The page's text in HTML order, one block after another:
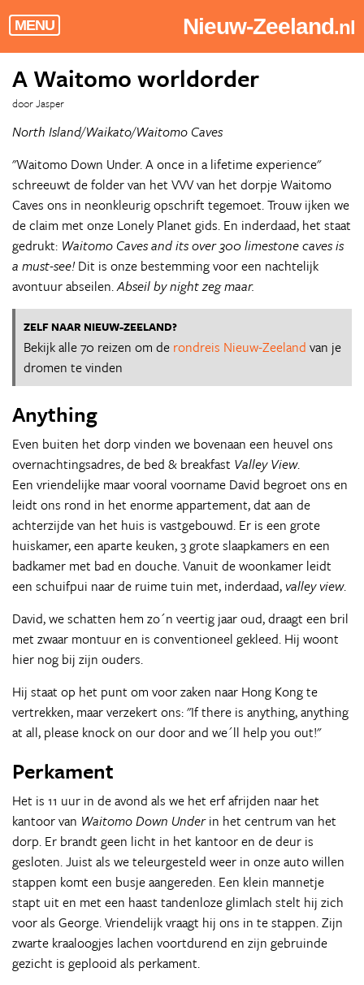
MENU Nieuw-Zeeland.nl
A Waitomo worldorder
door Jasper
North Island/Waikato/Waitomo Caves
"Waitomo Down Under. A once in a lifetime experience"
schreeuwt de folder van het VVV van het dorpje Waitomo
Caves ons in neonkleurig opschrift tegemoet. Trouw ijken we
de claim met onze Lonely Planet gids. En inderdaad, het staat
gedrukt: Waitomo Caves and its over 300 limestone caves is
a must-see!Dit is onze bestemming voor een nachtelijk
avontuur abseilen.Abseil by night zeg maar.
ZELF NAAR NIEUW-ZEELAND?
Bekijk alle 70 reizen om de rondreis Nieuw-Zeeland van je
dromen te vinden
Anything
Even buiten het dorp vinden we bovenaan een heuvel ons
overnachtingsadres, de bed & breakfast Valley View.
Een vriendelijke maar vooral voorname David begroet ons en
leidt ons rond in het enorme appartement, dat aan de
achterzijde van het huis is vastgebouwd. Er is een grote
huiskamer, een aparte keuken, 3 grote slaapkamers en een
badkamer met bad en douche. Vanuit de woonkamer leidt
een schuifpui naar de ruime tuin met, inderdaad,valley view.
David, we schatten hem zo´n veertig jaar oud, draagt een bril
met zwaar montuur en is conventioneel gekleed. Hij woont
hier nog bij zijn ouders.
Hij staat op het punt om voor zaken naar Hong Kong te
vertrekken, maar verzekert ons: "If there is anything, anything
at all, please knock on our door and we´ll help you out!"
Perkament
Het is 11 uur in de avond als we het erf afrijden naar het
kantoor van Waitomo Down Underin het centrum van het
dorp. Er brandt geen licht in het kantoor en de deur is
gesloten. Juist als we teleurgesteld weer in onze auto willen
stappen komt een busje aangereden. Een klein mannetje
stapt uit en met een haast tandenloze glimlach stelt hij zich
voor als George. Vriendelijk vraagt hij ons in te stappen. Zijn
zwarte kraaloogjes lachen voortdurend en zijn gebruinde
gezicht is geplooid als perkament.